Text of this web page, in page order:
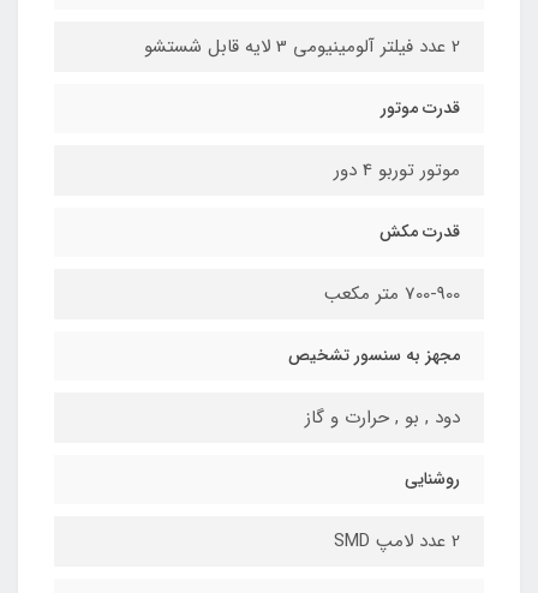
2 عدد فیلتر آلومینیومی 3 لایه قابل شستشو
قدرت موتور
موتور توربو 4 دور
قدرت مکش
700-900 متر مکعب
مجهز به سنسور تشخیص
دود , بو , حرارت و گاز
روشنایی
2 عدد لامپ SMD